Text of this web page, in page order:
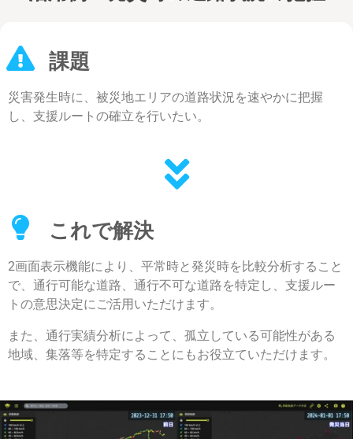
課題
災害発生時に、被災地エリアの道路状況を速やかに把握
し、支援ルートの確立を行いたい。
これで解決
2画面表示機能により、平常時と発災時を比較分析すること
で、通行可能な道路、通行不可な道路を特定し、支援ルー
トの意思決定にご活用いただけます。
また、通行実績分析によって、孤立している可能性がある
地域、集落等を特定することにもお役立ていただけます。